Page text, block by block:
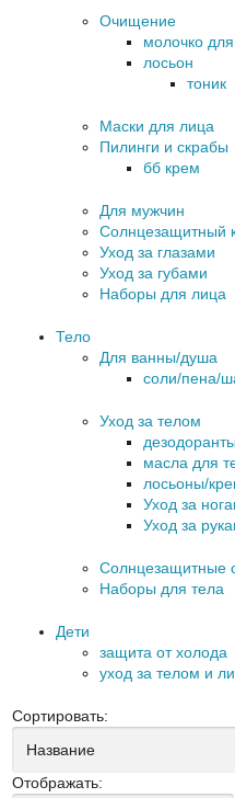
Очищение
молочко
лосьон
тоник
Маски для лица
Пилинги и скрабы
бб крем
Для мужчин
Солнцезащитный
Уход за глазами
Уход за губами
Наборы для лица
Тело
Для ванны/душа
соли/пена/
Уход за телом
дезодоранты
масла для
лосьоны/
Уход за
Уход за
Солнцезащитные
Наборы для тела
Дети
защита от холода
уход за телом и
Сортировать:
Отображать: